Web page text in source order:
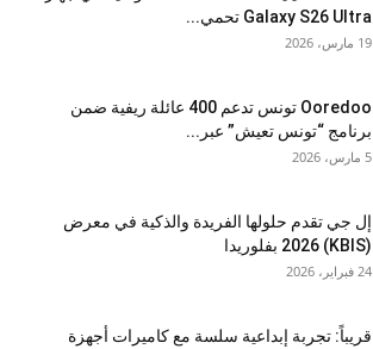
Galaxy S26 Ultra تحمي...
19 مارس، 2026
Ooredoo تونس تدعم 400 عائلة ريفية ضمن
برنامج “تونس تعيش” عبر...
5 مارس، 2026
إل جي تقدم حلولها الفريدة والذكية في معرض
(KBIS) 2026 بفلوريدا
24 فبراير، 2026
قريباً: تجربة إبداعية سلسة مع كاميرات أجهزة